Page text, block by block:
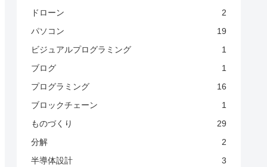
ドローン
2
パソコン
19
ビジュアルプログラミング
1
ブログ
1
プログラミング
16
ブロックチェーン
1
ものづくり
29
分解
2
半導体設計
3